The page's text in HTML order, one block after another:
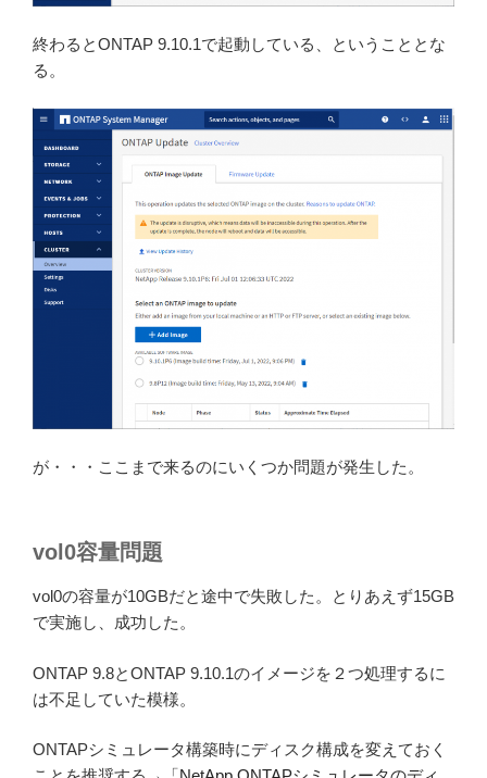
終わるとONTAP 9.10.1で起動している、ということとな
る。
が・・・ここまで来るのにいくつか問題が発生した。
vol0容量問題
vol0の容量が10GBだと途中で失敗した。とりあえず15GB
で実施し、成功した。
ONTAP 9.8とONTAP 9.10.1のイメージを２つ処理するに
は不足していた模様。
ONTAPシミュレータ構築時にディスク構成を変えておく